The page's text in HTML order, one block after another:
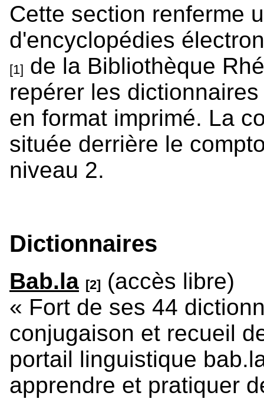
Cette section renferme
d'encyclopédies
[1] de la Bibliothèque
repérer les
en format imprimé. La
située derrière le
niveau 2.
Dictionnaires
Bab.la [2]
(accès libre)
« Fort de ses 44
conjugaison et recueil
portail linguistique
apprendre et pratiquer